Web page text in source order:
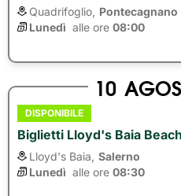
Quadrifoglio, Pontecagnano
Lunedì alle ore 08:00
10
DISPONIBILE
Biglietti Lloyd's Baia
Lloyd's Baia, Salerno
Lunedì alle ore 08:30